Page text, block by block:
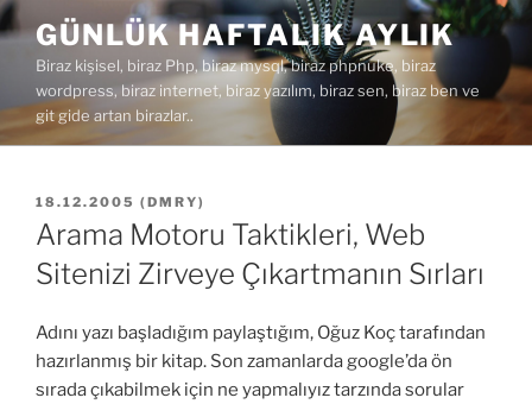
İçeriğe
geç
GÜNLÜK HAFTALIK AYLIK
Biraz kişisel, biraz Php, biraz mysql, biraz phpnuke, biraz
wordpress, biraz internet, biraz yazılım, biraz sen, biraz ben ve
git gide artan birazlar..
YAYIM
TARIHI
18.12.2005 ( DMRY)
Arama Motoru Taktikleri, Web
Sitenizi Zirveye Çıkartmanın Sırları
Adını yazı başladığım paylaştığım, Oğuz Koç tarafından
hazırlanmış bir kitap. Son zamanlarda google’da ön
sırada çıkabilmek için ne yapmalıyız tarzında sorular